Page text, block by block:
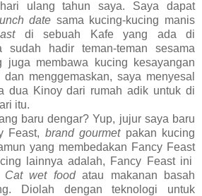
ulang tahun saya. Saya dapat
date sama kucing-kucing manis
di sebuah Kafe yang ada di
sudah hadir teman-teman sesama
juga membawa kucing kesayangan
menggemaskan, saya menyesal
dua Kinoy dari rumah adik untuk di
itu.
baru dengar? Yup, jujur saya baru
Feast, brand gourmetpakan kucing
yang membedakan Fancy Feast
lainnya adalah, Fancy Feast ini
Cat wet foodatau makanan basah
Diolah dengan teknologi untuk